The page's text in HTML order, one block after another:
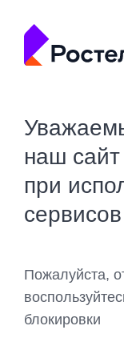
наш сайт
при
сервисов
Пожалуйста,
блокировки